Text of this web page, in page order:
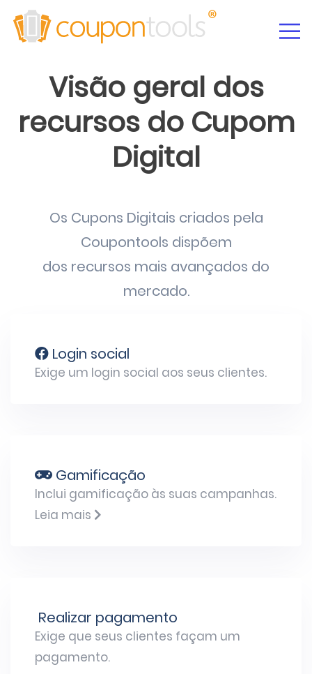
Visão geral dos
recursos do Cupom
Digital
Os Cupons Digitais criados pela
Coupontools dispõem
dos recursos mais avançados do
mercado.
Login social
Exige um login social aos seus clientes.
Gamificação
Inclui gamificação às suas campanhas.
Leia mais
Realizar pagamento
Exige que seus clientes façam um
pagamento.